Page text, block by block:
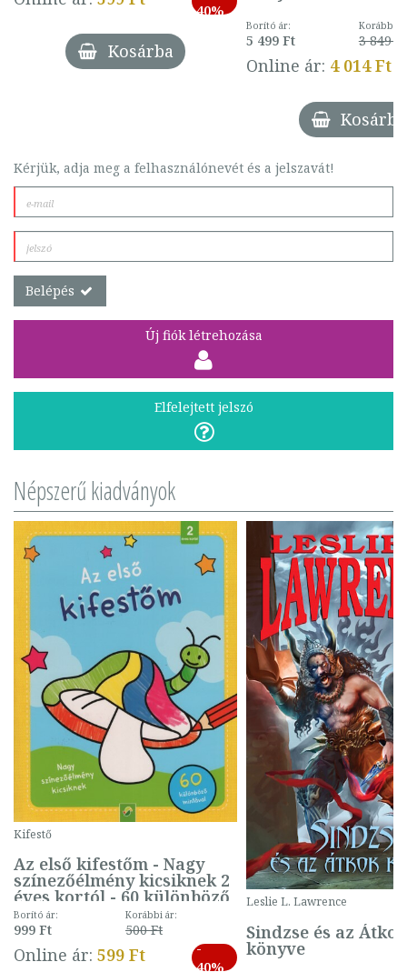
40%
Kosárba
Borító ár:
5 499 Ft
Korábbi
3 849 Ft
Online ár: 4 014 Ft
Kosárba
Kérjük, adja meg a felhasználónevét és a jelszavát!
Belépés
Új fiók létrehozása
Elfelejtett jelszó
Népszerű kiadványok
Kifestő
Az első kifestőm - Nagy
színezőélmény kicsiknek 2
éves kortól - 60 különböző
mintával (gombás)
Borító ár:
999 Ft
Korábbi ár:
500 Ft
Online ár: 599 Ft
-
40%
Leslie L. Lawrence
Sindzse és az Átkok
könyve